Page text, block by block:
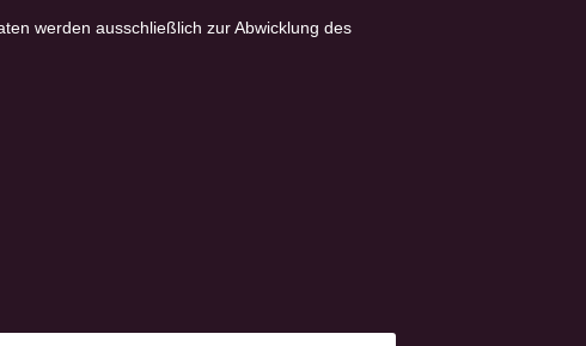
werden ausschließlich zur Abwicklung des